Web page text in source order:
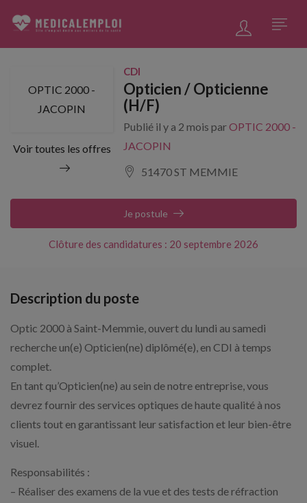
OPTIC 2000 -
JACOPIN
Voir toutes les offres
CDI
Opticien / Opticienne
(H/F)
Publié il y a 2 mois parOPTIC 2000 -
JACOPIN
51470 ST MEMMIE
Clôture des candidatures : 20 septembre 2026
Je postule
Description du poste
Optic 2000 à Saint-Memmie, ouvert du lundi au samedi
recherche un(e) Opticien(ne) diplômé(e), en CDI à temps
complet.
En tant qu’Opticien(ne) au sein de notre entreprise, vous
devrez fournir des services optiques de haute qualité à nos
clients tout en garantissant leur satisfaction et leur bien-être
visuel.
Responsabilités :
– Réaliser des examens de la vue et des tests de réfraction